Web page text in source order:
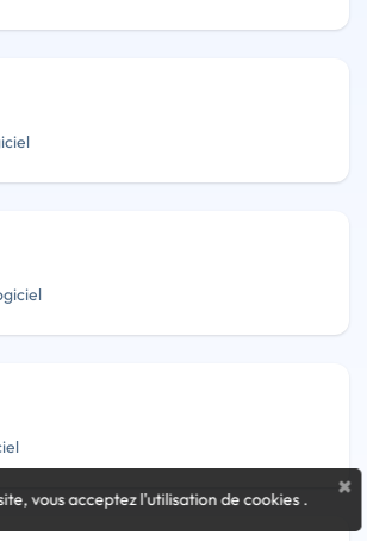
×
vous acceptez l'utilisation de cookies.